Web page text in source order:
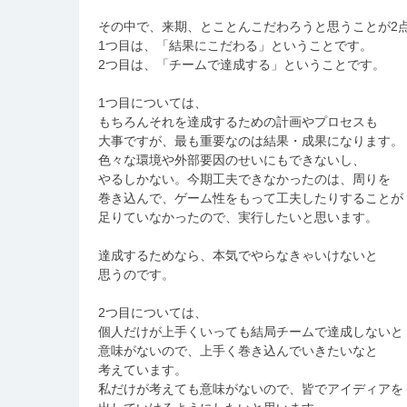
その中で、来期、とことんこだわろうと思うことが2
1つ目は、「結果にこだわる」ということです。
2つ目は、「チームで達成する」ということです。
1つ目については、
もちろんそれを達成するための計画やプロセスも
大事ですが、最も重要なのは結果・成果になります。
色々な環境や外部要因のせいにもできないし、
やるしかない。今期工夫できなかったのは、周りを
巻き込んで、ゲーム性をもって工夫したりすることが
足りていなかったので、実行したいと思います。
達成するためなら、本気でやらなきゃいけないと
思うのです。
2つ目については、
個人だけが上手くいっても結局チームで達成しないと
意味がないので、上手く巻き込んでいきたいなと
考えています。
私だけが考えても意味がないので、皆でアイディアを